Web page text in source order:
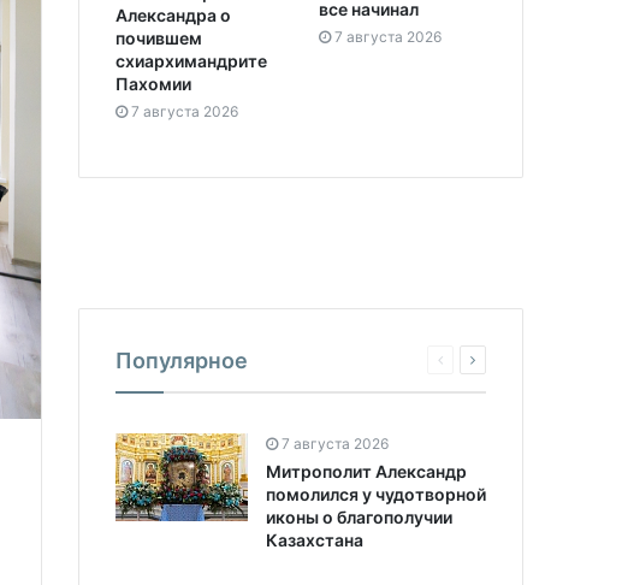
Александра о
почившем
схиархимандрите
Пахомии
7 августа 2026
все начинал
7 августа 2026
Популярное
7 августа 2026
Митрополит Александр
помолился у чудотворной
иконы о благополучии
Казахстана